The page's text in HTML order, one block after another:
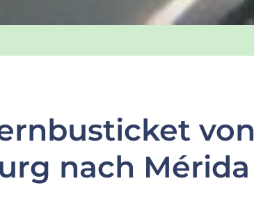
von
nach Mérida